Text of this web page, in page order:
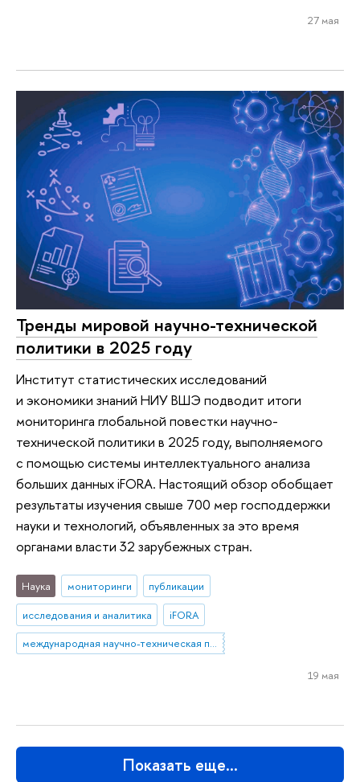
27 мая
Тренды мировой научно-технической
политики в 2025 году
Институт статистических исследований
и экономики знаний НИУ ВШЭ подводит итоги
мониторинга глобальной повестки научно-
технической политики в 2025 году, выполняемого
с помощью системы интеллектуального анализа
больших данных iFORA. Настоящий обзор обобщает
результаты изучения свыше 700 мер господдержки
науки и технологий, объявленных за это время
органами власти 32 зарубежных стран.
Наука мониторинги
публикации
исследования и аналитика
iFORA
международная научно-техническая политика
19 мая
Показать еще…